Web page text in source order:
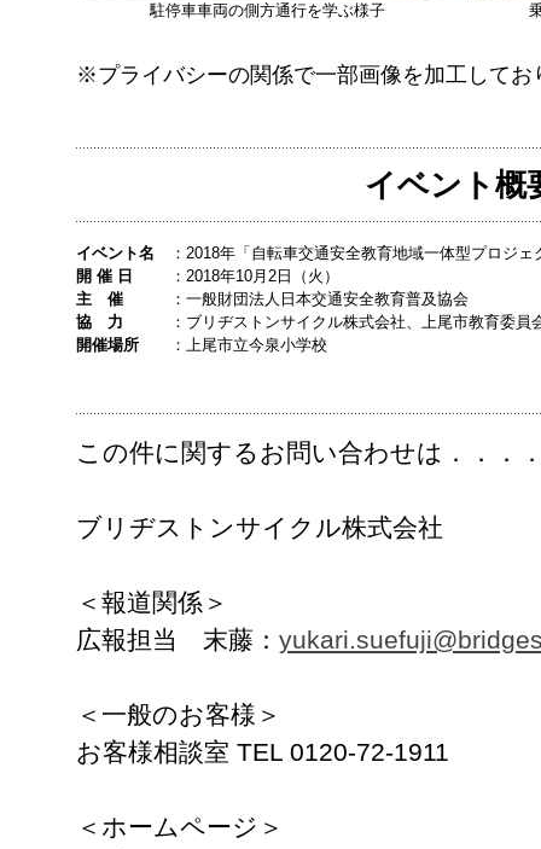
駐停車車両の側方通行を学ぶ様子
※プライバシーの関係で一部画像を加工してお
イベント概
イベント名 ： 2018年「自転車交通安全教育地域一体型プロジ
開 催 日
： 2018年10月2日（火）
主 催
： 一般財団法人日本交通安全教育普及協会
協 力
： ブリヂストンサイクル株式会社、上尾市教育委員
開催場所
： 上尾市立今泉小学校
この件に関するお問い合わせは．．．
ブリヂストンサイクル株式会社
＜報道関係＞
広報担当 末藤：
＜一般のお客様＞
お客様相談室 TEL 0120-72-1911
＜ホームページ＞